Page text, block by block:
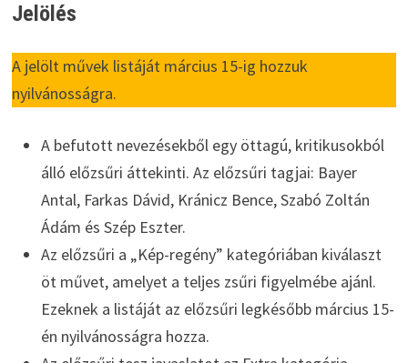
Jelölés
A jelölt művek listáját március 15-ig hozzuk
nyilvánosságra.
A befutott nevezésekből egy öttagú, kritikusokból
álló előzsűri áttekinti. Az előzsűri tagjai: Bayer
Antal, Farkas Dávid, Kránicz Bence, Szabó Zoltán
Ádám és Szép Eszter.
Az előzsűri a „Kép-regény” kategóriában kiválaszt
öt művet, amelyet a teljes zsűri figyelmébe ajánl.
Ezeknek a listáját az előzsűri legkésőbb március 15-
én nyilvánosságra hozza.